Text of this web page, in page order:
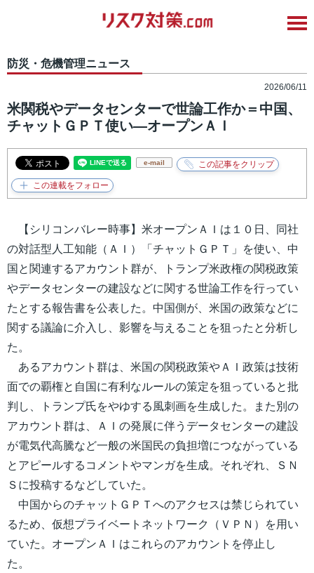
防災・危機管理ニュース
2026/06/11
米関税やデータセンターで世論工作か＝中国、
チャットＧＰＴ使い―オープンＡＩ
e-mail
【シリコンバレー時事】米オープンＡＩは１０日、同社
の対話型人工知能（ＡＩ）「チャットＧＰＴ」を使い、中
国と関連するアカウント群が、トランプ米政権の関税政策
やデータセンターの建設などに関する世論工作を行ってい
たとする報告書を公表した。中国側が、米国の政策などに
関する議論に介入し、影響を与えることを狙ったと分析し
た。
あるアカウント群は、米国の関税政策やＡＩ政策は技術
面での覇権と自国に有利なルールの策定を狙っていると批
判し、トランプ氏をやゆする風刺画を生成した。また別の
アカウント群は、ＡＩの発展に伴うデータセンターの建設
が電気代高騰など一般の米国民の負担増につながっている
とアピールするコメントやマンガを生成。それぞれ、ＳＮ
Ｓに投稿するなどしていた。
中国からのチャットＧＰＴへのアクセスは禁じられてい
るため、仮想プライベートネットワーク（ＶＰＮ）を用い
ていた。オープンＡＩはこれらのアカウントを停止し
た。